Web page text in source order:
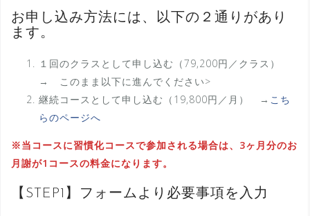
お申し込み方法には、以下の２通りがあり
ます。
１回のクラスとして申し込む（79,200円／クラス）
→ このまま以下に進んでください>
継続コースとして申し込む（19,800円／月） → こち
らのページへ
※当コースに習慣化コースで参加される場合は、3ヶ月分のお
月謝が1コースの料金になります。
【STEP1】フォームより必要事項を入力